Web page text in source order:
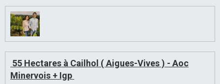
55 Hectares à Cailhol ( Aigues-Vives ) - Aoc
Minervois + Igp